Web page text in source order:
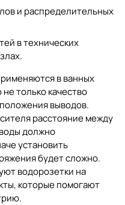
и распределительных
в технических
в ванных
только качество
выводов.
расстояние между
должно
установить
будет сложно.
водорозетки на
которые помогают